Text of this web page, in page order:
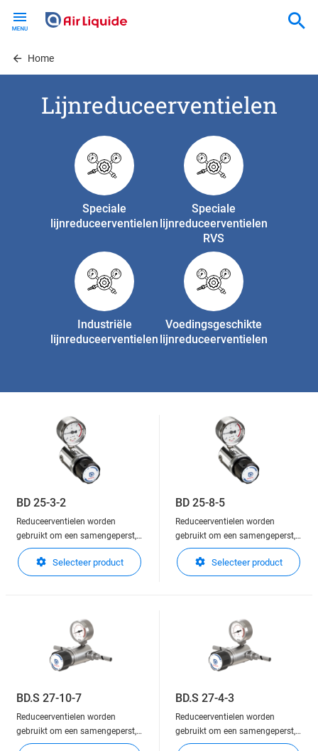
contentHome
Lijnreduceerventielen
Speciale
lijnreduceerventielen
Speciale
lijnreduceerventielen
RVS
Industriële
lijnreduceerventielen
Voedingsgeschikte
lijnreduceerventielen
BD 25-3-2
Reduceerventielen worden
gebruikt om een samengeperst,
of vloeibaar gas in gasfase, in
druk te verlagen.
Reduceerventielen zijn in staat
de uitlaatzijde van de regelaar.
Deze kunnen gemonteerd wo
Selecteer product
BD 25-8-5
Reduceerventielen worden
gebruikt om een samengeperst,
of vloeibaar gas in gasfase, in
druk te verlagen.
Reduceerventielen zijn in staat
de uitlaatzijde van de regelaar.
Deze kunnen gemonteerd wo
Selecteer product
BD.S 27-10-7
Reduceerventielen worden
gebruikt om een samengeperst,
of vloeibaar gas in gasfase, in
BD.S 27-4-3
Reduceerventielen worden
gebruikt om een samengeperst,
of vloeibaar gas in gasfase, in